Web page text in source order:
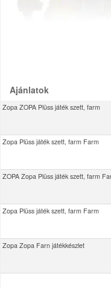
Ajánlatok
Zopa ZOPA Plüss játék szett, farm
Zopa Plüss játék szett, farm Farm
ZOPA Zopa Plüss játék szett, farm
Zopa Plüss játék szett, farm Farm
Zopa Zopa Farn játékkészlet